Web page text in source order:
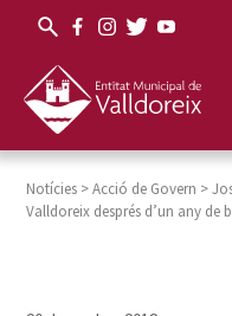
Notícies >Acció de Govern >
Valldoreix després d’un any de